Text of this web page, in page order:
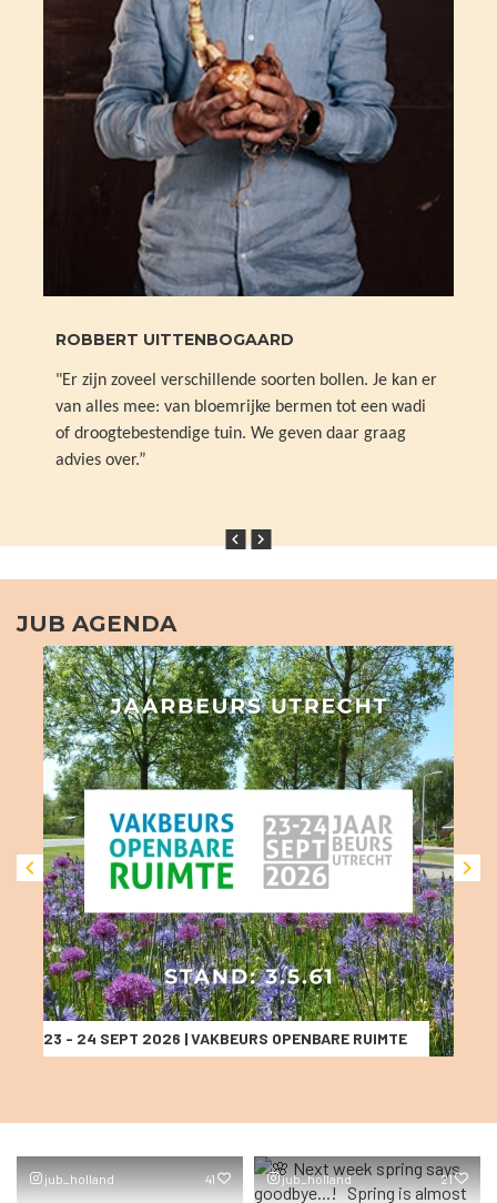
ROBBERT UITTENBOGAARD
"Er zijn zoveel verschillende soorten bollen. Je kan er
van alles mee: van bloemrijke bermen tot een wadi
of droogtebestendige tuin. We geven daar graag
advies over.”
 
JUB AGENDA
23 - 24 SEPT 2026 | VAKBEURS OPENBARE RUIMTE
 
jub_holland 41 jub_holland 21